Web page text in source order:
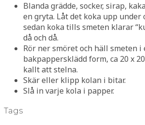
Blanda grädde, socker, sirap,
en gryta. Låt det koka upp under
sedan koka tills smeten klarar
då och då.
Rör ner smöret och häll smeten i
bakpappersklädd form, ca 20 x
kallt att stelna.
Skär eller klipp kolan i bitar.
Slå in varje kola i papper.
Tags